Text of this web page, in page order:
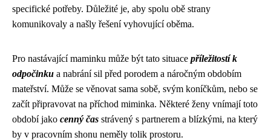
specifické potřeby. Důležité je, aby spolu obě strany
komunikovaly a našly řešení vyhovující oběma.
Pro nastávající maminku může být tato situace příležitostí k
odpočinku a nabrání sil před porodem a náročným obdobím
mateřství. Může se věnovat sama sobě, svým koníčkům, nebo se
začít připravovat na příchod miminka. Některé ženy vnímají toto
období jako cenný čas strávený s partnerem a blízkými, na který
by v pracovním shonu neměly tolik prostoru.